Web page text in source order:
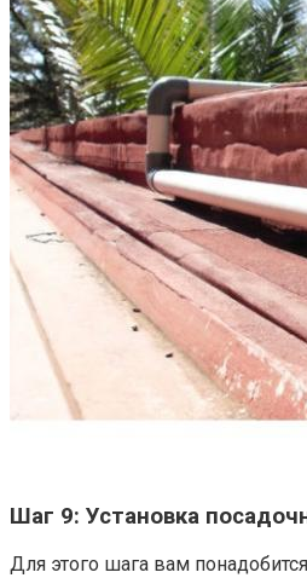
Шаг 9: Установка
Для этого шага вам